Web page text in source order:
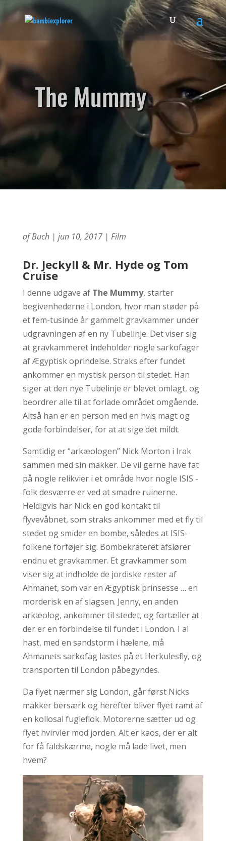
The Mummy
afBuch| jun 10, 2017| Film
Dr. Jeckyll & Mr. Hyde og Tom
Cruise
I denne udgave af The Mummy, starter
begivenhederne i London, hvor man støder på
et fem-tusinde år gammelt gravkammer under
udgravningen af en ny Tubelinje. Det viser sig
at gravkammeret indeholder nogle sarkofager
af Ægyptisk oprindelse. Straks efter fundet
ankommer en mystisk person til stedet. Han
siger at den nye Tubelinje er blevet omlagt, og
beordrer alle til at forlade området omgående.
Altså han er en person med en hvis magt og
gode forbindelser, for at at sige det mildt.
Samtidig er “arkæologen” Nick Morton i Irak
sammen med sin makker. De vil gerne have fat
på nogle relikvier i et område hvor nogle ISIS -
folk desværre er ved at smadre ruinerne.
Heldigvis har Nick en god kontakt til
flyvevåbnet, som straks ankommer med et fly til
stedet og smider en bombe, således at ISIS-
folkene forføjer sig. Bombekrateret afslører
endnu et gravkammer. Et gravkammer som
viser sig at indholde de jordiske rester af
Ahmanet, som var en Ægyptisk prinsesse … en
morderisk en af slagsen. Jenny, en anden
arkæolog, ankommer til stedet, og fortæller at
der er en forbindelse til fundet i London. I al
hast, med en sandstorm i hælene, må
Ahmanets sarkofag lastes på et Herkulesfly, og
transporten til London påbegyndes.
Da flyet nærmer sig London, går først Nicks
makker bersærk og herefter bliver flyet ramt af
en kollosal fugleflok. Motorerne sætter ud og
flyet hvirvler mod jorden. Alt er kaos, der er alt
for få faldskærme, nogle må lade livet, men
hvem?